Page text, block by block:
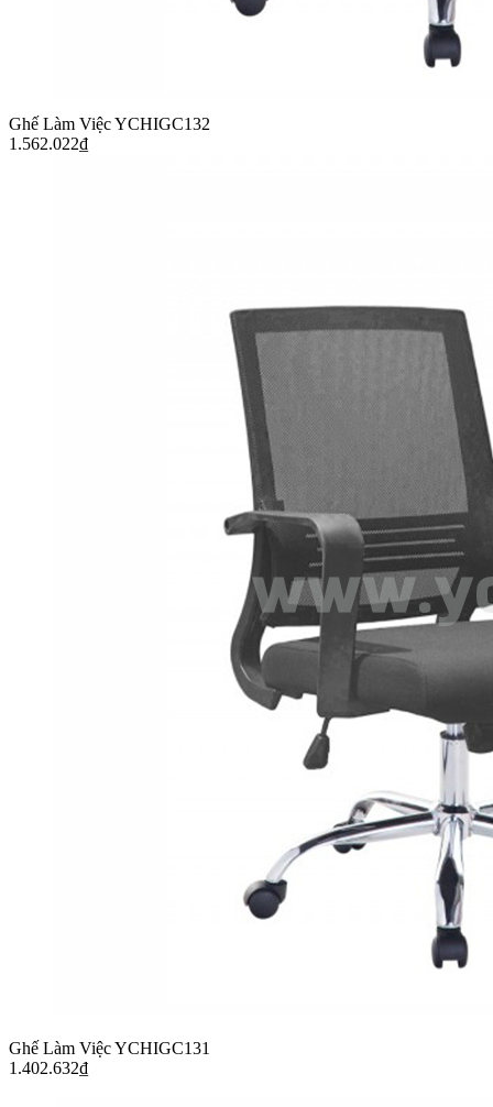
Ghế Làm Việc YCHIGC132
1.562.022₫
Ghế Làm Việc YCHIGC131
1.402.632₫